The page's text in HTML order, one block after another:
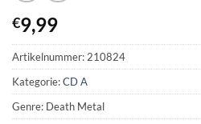
€9,99
Artikelnummer:210824
Kategorie:CD A
Genre: Death Metal